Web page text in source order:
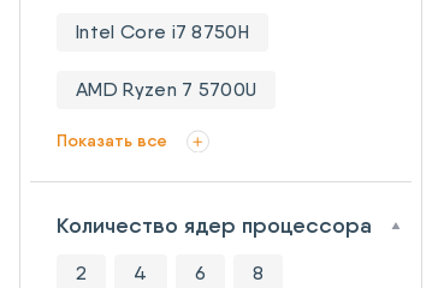
Intel Core i7 8750H
AMD Ryzen 7 5700U
Показать все
Количество ядер процессора
2 4 6 8